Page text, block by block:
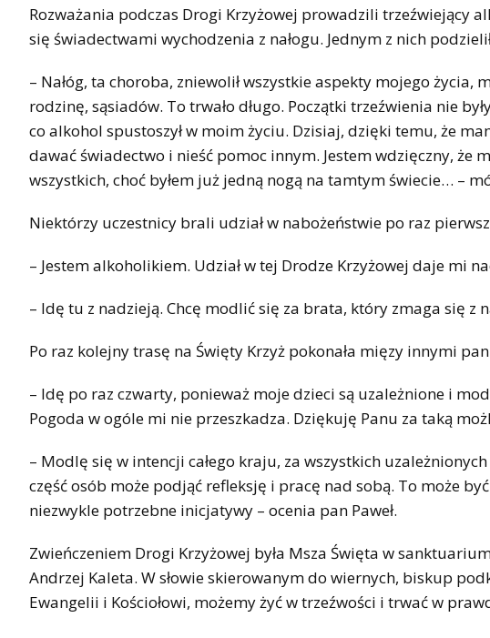
Rozważania podczas Drogi Krzyżowej prowadzili trzeźwiejący
się świadectwami wychodzenia z nałogu. Jednym z nich
– Nałóg, ta choroba, zniewolił wszystkie aspekty mojego życia,
rodzinę, sąsiadów. To trwało długo. Początki trzeźwienia nie
co alkohol spustoszył w moim życiu. Dzisiaj, dzięki temu, że
dawać świadectwo i nieść pomoc innym. Jestem wdzięczny, że
wszystkich, choć byłem już jedną nogą na tamtym świecie… –
Niektórzy uczestnicy brali udział w nabożeństwie po raz
– Jestem alkoholikiem. Udział w tej Drodze Krzyżowej daje mi
– Idę tu z nadzieją. Chcę modlić się za brata, który zmaga się z
Po raz kolejny trasę na Święty Krzyż pokonała mięzy innymi
– Idę po raz czwarty, ponieważ moje dzieci są uzależnione i
Pogoda w ogóle mi nie przeszkadza. Dziękuję Panu za taką
– Modlę się w intencji całego kraju, za wszystkich
część osób może podjąć refleksję i pracę nad sobą. To może
niezwykle potrzebne inicjatywy – ocenia pan Paweł.
Zwieńczeniem Drogi Krzyżowej była Msza Święta w
Andrzej Kaleta. W słowie skierowanym do wiernych, biskup
Ewangelii i Kościołowi, możemy żyć w trzeźwości i trwać w